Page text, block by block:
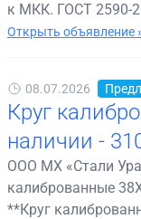
к МКК. ГОСТ 2590-
Открыть объявление
08.07.2026
Круг
наличии -
ООО МХ «Стали
калиброванные
**Круг